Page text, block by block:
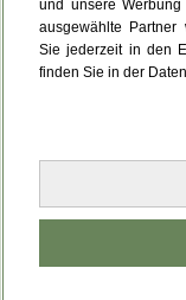
und unsere
ausgewählte Partner
Sie jederzeit in den
finden Sie in der
Leider ist